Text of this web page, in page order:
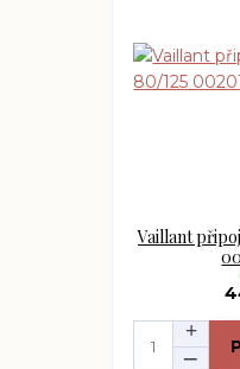
Vaillant